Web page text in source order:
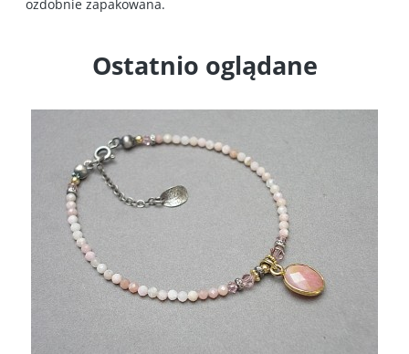
ozdobnie zapakowana.
Ostatnio oglądane